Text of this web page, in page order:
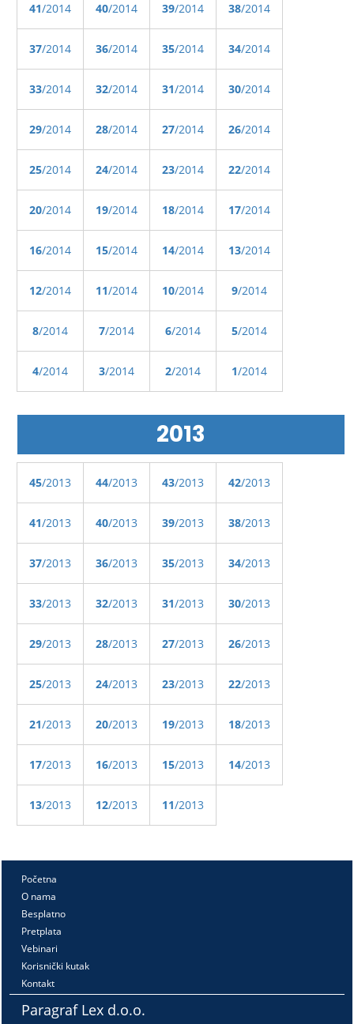
41/2014 40/2014 39/2014 38/2014
37/2014 36/2014 35/2014 34/2014
33/2014 32/2014 31/2014 30/2014
29/2014 28/2014 27/2014 26/2014
25/2014 24/2014 23/2014 22/2014
20/2014 19/2014 18/2014 17/2014
16/2014 15/2014 14/2014 13/2014
12/2014 11/2014 10/2014 9/2014
8/2014 7/2014 6/2014 5/2014
4/2014 3/2014 2/2014 1/2014
2013
45/2013 44/2013 43/2013 42/2013
41/2013 40/2013 39/2013 38/2013
37/2013 36/2013 35/2013 34/2013
33/2013 32/2013 31/2013 30/2013
29/2013 28/2013 27/2013 26/2013
25/2013 24/2013 23/2013 22/2013
21/2013 20/2013 19/2013 18/2013
17/2013 16/2013 15/2013 14/2013
13/2013 12/2013 11/2013
Početna
O nama
Besplatno
Pretplata
Vebinari
Korisnički kutak
Kontakt
Paragraf Lex d.o.o.